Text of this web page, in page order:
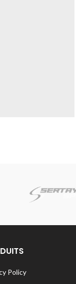
Policy